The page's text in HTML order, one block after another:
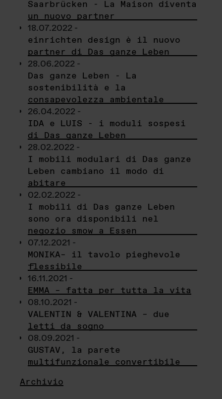
Saarbrücken - La Maison diventa
un nuovo partner
18.07.2022 -
einrichten design è il nuovo
partner di Das ganze Leben
28.06.2022 -
Das ganze Leben - La
sostenibilità e la
consapevolezza ambientale
26.04.2022 -
IDA e LUIS - i moduli sospesi
di Das ganze Leben
28.02.2022 -
I mobili modulari di Das ganze
Leben cambiano il modo di
abitare
02.02.2022 -
I mobili di Das ganze Leben
sono ora disponibili nel
negozio smow a Essen
07.12.2021 -
MONIKA– il tavolo pieghevole
flessibile
16.11.2021 -
EMMA – fatta per tutta la vita
08.10.2021 -
VALENTIN & VALENTINA – due
letti da sogno
08.09.2021 -
GUSTAV, la parete
multifunzionale convertibile
Archivio